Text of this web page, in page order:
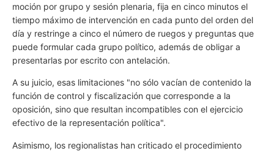
moción por grupo y sesión plenaria, fija en cinco minutos el
tiempo máximo de intervención en cada punto del orden del
día y restringe a cinco el número de ruegos y preguntas que
puede formular cada grupo político, además de obligar a
presentarlas por escrito con antelación.
A su juicio, esas limitaciones "no sólo vacían de contenido la
función de control y fiscalización que corresponde a la
oposición, sino que resultan incompatibles con el ejercicio
efectivo de la representación política".
Asimismo, los regionalistas han criticado el procedimiento